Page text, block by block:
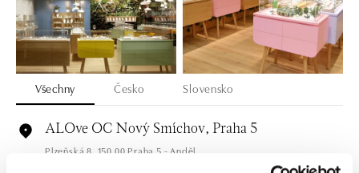
Všechny Česko Slovensko
ALOve OC Nový Smíchov, Praha 5
Plzeňská 8, 150 00 Praha 5 - Anděl